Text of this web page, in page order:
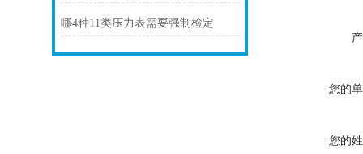
哪4种11类压力表需要强制检定
您的
您的